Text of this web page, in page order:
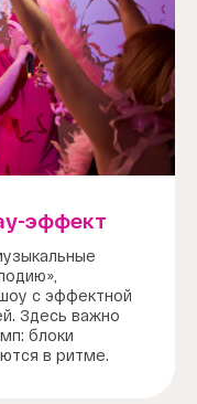
эффект
с эффектной
Здесь важно
блоки
в ритме.